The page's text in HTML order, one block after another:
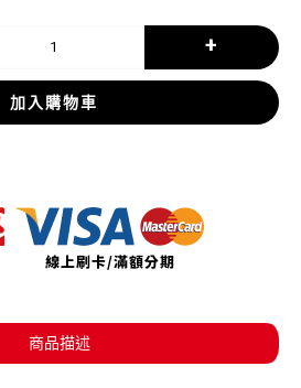
+
加入購物車
商品描述